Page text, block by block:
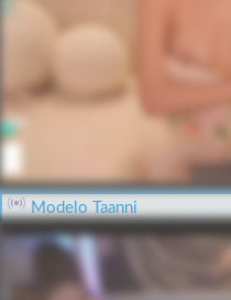
Modelo Taanni